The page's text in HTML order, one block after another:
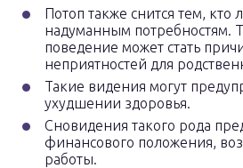
Потоп также снится тем, кто
надуманным потребностям.
поведение может стать
неприятностей для
Такие видения могут
ухудшении здоровья.
Сновидения такого рода
финансового положения,
работы.